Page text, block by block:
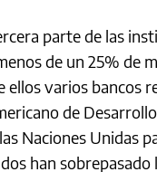
parte de las
de un 25% de
ellos varios bancos
de
Naciones Unidas
han sobrepasado